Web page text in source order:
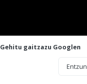
Gehitu gaitzazu Googlen
Entzun